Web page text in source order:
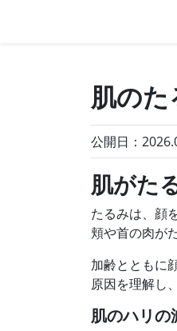
肌の
公開日：
肌がた
たるみは、顔
頬や首の肉が
加齢とともに
原因を理解し
肌のハリの